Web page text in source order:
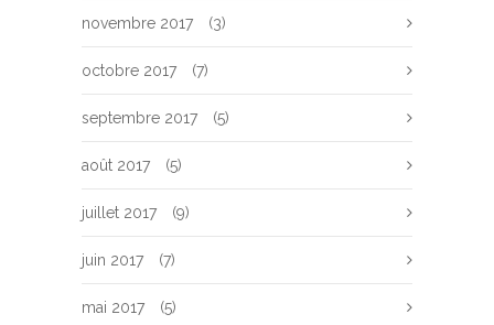
novembre 2017 (3)
octobre 2017 (7)
septembre 2017 (5)
août 2017 (5)
juillet 2017 (9)
juin 2017 (7)
mai 2017 (5)